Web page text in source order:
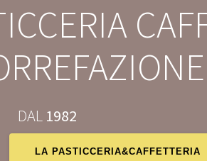
DAL 1982
LA PASTICCERIA&CAFFETTERIA